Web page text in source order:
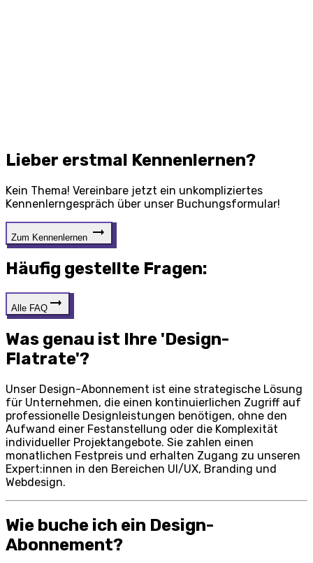
Lieber erstmal Kennenlernen?
Kein Thema! Vereinbare jetzt ein unkompliziertes
Kennenlerngespräch über unser Buchungsformular!
Zum Kennenlernen
Häufig gestellte Fragen:
Alle FAQ
Was genau ist Ihre 'Design-
Flatrate'?
Unser Design-Abonnement ist eine strategische Lösung
für Unternehmen, die einen kontinuierlichen Zugriff auf
professionelle Designleistungen benötigen, ohne den
Aufwand einer Festanstellung oder die Komplexität
individueller Projektangebote. Sie zahlen einen
monatlichen Festpreis und erhalten Zugang zu unseren
Expert:innen in den Bereichen UI/UX, Branding und
Webdesign.
Wie buche ich ein Design-
Abonnement?